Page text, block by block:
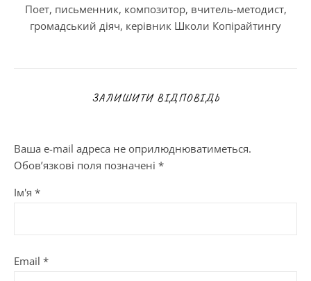
Поет, письменник, композитор, вчитель-методист,
громадський діяч, керівник Школи Копірайтингу
ЗАЛИШИТИ ВІДПОВІДЬ
Ваша e-mail адреса не оприлюднюватиметься.
Обов’язкові поля позначені *
Ім'я *
Email *